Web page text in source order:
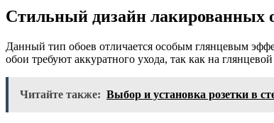
Стильный дизайн лакированных
Данный тип обоев отличается особым глянцевым
обои требуют аккуратного ухода, так как на
Читайте также: Выбор и установка розетки в